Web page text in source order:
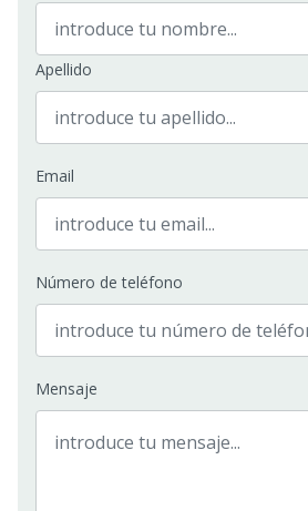
Apellido
Email
Número de teléfono
Mensaje